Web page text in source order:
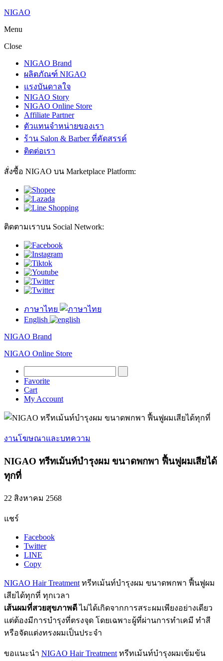
NIGAO
Menu
Close
NIGAO Brand
ผลิตภัณฑ์ NIGAO
แรงบันดาลใจ
NIGAO Story
NIGAO Online Store
Affiliate Partner
ตัวแทนจำหน่ายของเรา
ร้าน Salon & Barber ที่คัดสรรค์
ติดต่อเรา
สั่งซื้อ NIGAO บน Marketplace Platform:
ติดตามเราบน Social Network:
ภาษาไทย
English
NIGAO Brand
NIGAO Online Store
Favorite
Cart
My Account
งานโฆษณาและบทความ
NIGAO ทรีทเม้นท์บำรุงผม ขนาดพกพา ฟื้นฟูผมเสียได้
ทุกที่
22 สิงหาคม 2568
แชร์
Facebook
Twitter
LINE
Copy
NIGAO Hair Treatmentทรีทเม้นท์บำรุงผม ขนาดพกพา ฟื้นฟูผม
เสียได้ทุกที่ ทุกเวลา
เส้นผมที่สวยสุขภาพดีไม่ได้เกิดจากการสระผมเพียงอย่างเดียว
แต่ต้องมีการบำรุงที่ตรงจุด โดยเฉพาะผู้ที่ผ่านการทำเคมี ทำสี
หรือจัดแต่งทรงผมเป็นประจำ
ขอแนะนำ NIGAO Hair Treatmentทรีทเม้นท์บำรุงผมเข้มข้น